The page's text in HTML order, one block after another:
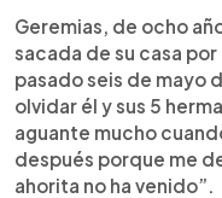
► Escuchar
Geremias, de ocho
sacada de su casa
pasado seis de mayo
olvidar él y sus 5
aguante mucho
después porque me
ahorita no ha venido”.